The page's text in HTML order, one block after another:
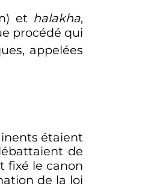
et halakha,
procédé qui
appelées
étaient
de
fixé le canon
de la loi